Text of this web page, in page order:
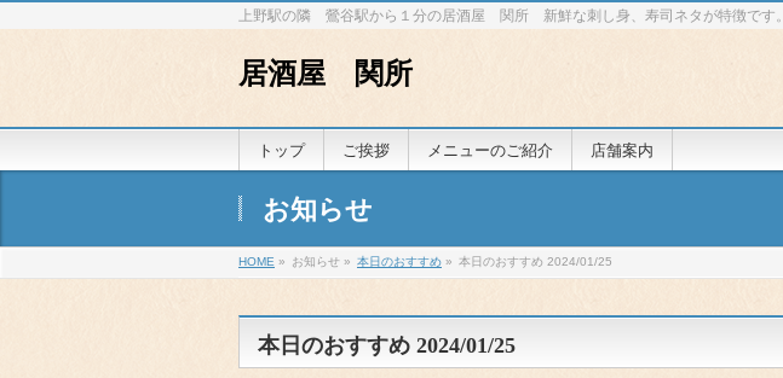
上野駅の隣 鶯谷駅から１分の居酒屋 関所 新鮮な刺し身、寿司ネタが特徴です。
居酒屋 関所
トップ ご挨拶 メニューのご紹介 店舗案内
お知らせ
HOME » お知らせ » 本日のおすすめ » 本日のおすすめ 2024/01/25
本日のおすすめ 2024/01/25